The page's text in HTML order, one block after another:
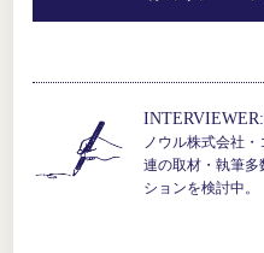
ノウル株式会社
連の取材・執筆多
ションを検討中。